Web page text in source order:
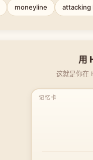
moneyline attacking
用
这就是你在